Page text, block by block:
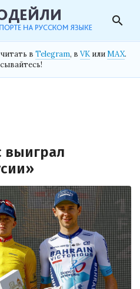
search
в Telegram, в VK илиMAX.
выиграл